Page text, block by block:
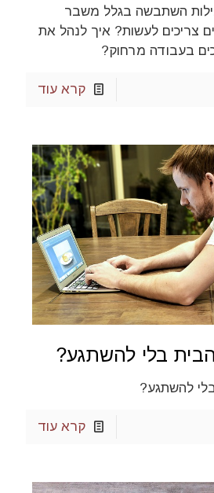
השתבשה בגלל משבר
צריכים לעשות? איך לנהל את
בעבודה מרחוק?
קרא עוד
בלי להשתגע?
להשתגע?
קרא עוד